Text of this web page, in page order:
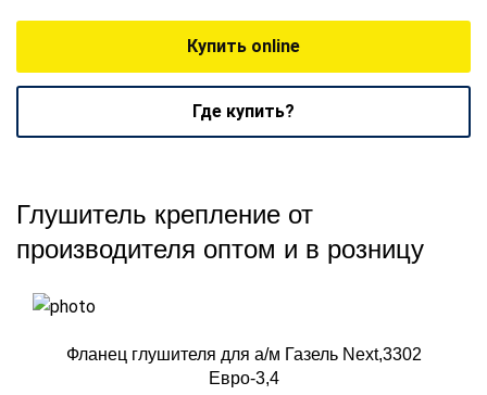
Купить online
Где купить?
Глушитель крепление от
производителя оптом и в розницу
Фланец глушителя для а/м Газель Next,3302
Евро-3,4